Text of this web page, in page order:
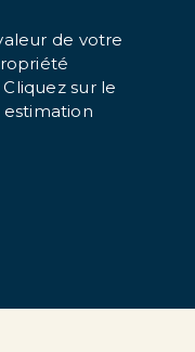
de votre
sur le